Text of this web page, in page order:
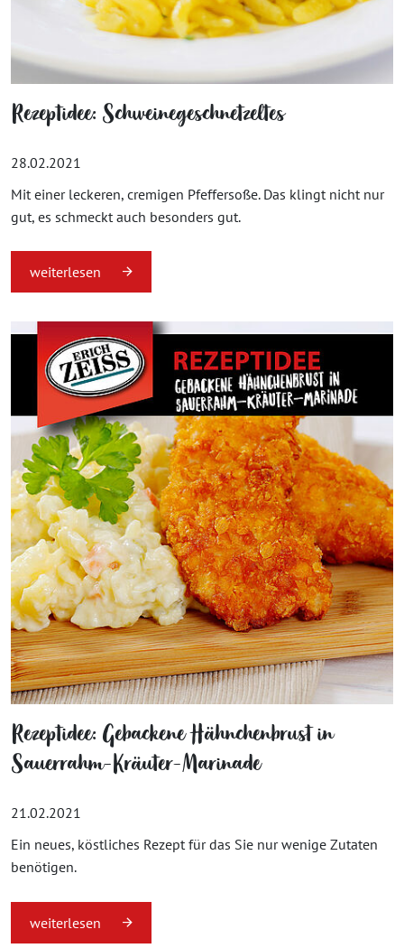
Rezeptidee: Schweinegeschnetzeltes
28.02.2021
Mit einer leckeren, cremigen Pfeffersoße. Das klingt nicht nur
gut, es schmeckt auch besonders gut.
weiterlesen
Rezeptidee: Gebackene Hähnchenbrust in
Sauerrahm-Kräuter-Marinade
21.02.2021
Ein neues, köstliches Rezept für das Sie nur wenige Zutaten
benötigen.
weiterlesen